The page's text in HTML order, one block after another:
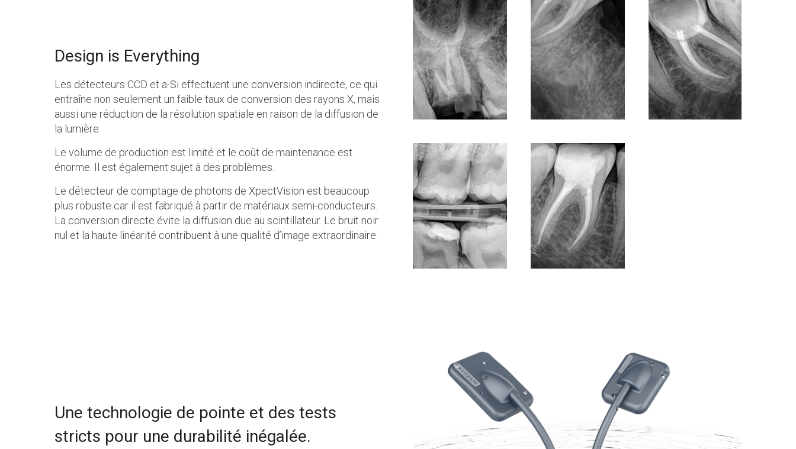
Design is Everything
Les détecteurs CCD et a-Si effectuent une conversion indirecte, ce qui
entraîne non seulement un faible taux de conversion des rayons X, mais
aussi une réduction de la résolution spatiale en raison de la diffusion de
la lumière.
Le volume de production est limité et le coût de maintenance est
énorme. Il est également sujet à des problèmes.
Le détecteur de comptage de photons de XpectVision est beaucoup
plus robuste car il est fabriqué à partir de matériaux semi-conducteurs.
La conversion directe évite la diffusion due au scintillateur. Le bruit noir
nul et la haute linéarité contribuent à une qualité d’image extraordinaire.
Une technologie de pointe et des tests
stricts pour une durabilité inégalée.